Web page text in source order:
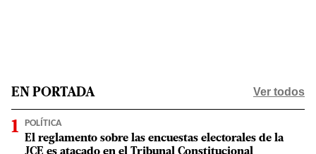
EN PORTADA Ver todos
POLÍTICA
El reglamento sobre las encuestas electorales de la